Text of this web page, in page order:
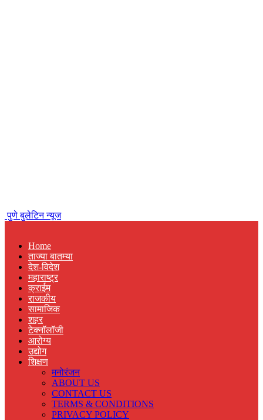
पुणे बुलेटिन न्यूज
Home
ताज्या बातम्या
देश-विदेश
महाराष्ट्र
क्राईम
राजकीय
सामाजिक
शहर
टेक्नॉलॉजी
आरोग्य
उद्योग
शिक्षण
मनोरंजन
ABOUT US
CONTACT US
TERMS & CONDITIONS
PRIVACY POLICY